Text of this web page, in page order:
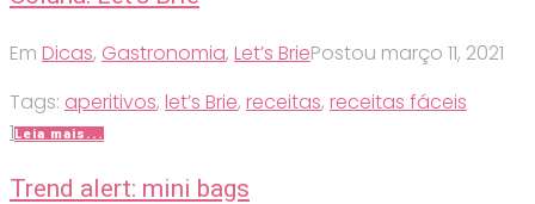
Em Dicas, Gastronomia, Let’s BriePostou março 11, 2021
Tags: aperitivos, let’s Brie, receitas, receitas fáceis
1Leia mais...
Trend alert: mini bags